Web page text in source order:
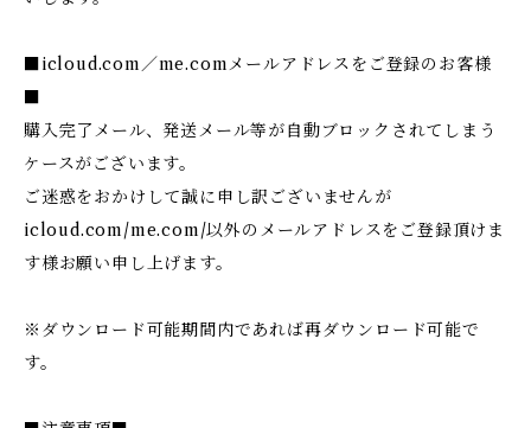
■icloud.com／me.comメールアドレスをご登録のお客様
■
購入完了メール、発送メール等が自動ブロックされてしまう
ケースがございます。
ご迷惑をおかけして誠に申し訳ございませんが
icloud.com/me.com/以外のメールアドレスをご登録頂けま
す様お願い申し上げます。
※ダウンロード可能期間内であれば再ダウンロード可能で
す。